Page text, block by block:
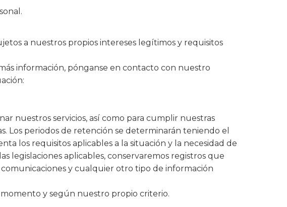
a nuestros propios intereses legítimos y requisitos
información, pónganse en contacto con nuestro
nuestros servicios, así como para cumplir nuestras
Los periodos de retención se determinarán teniendo el
los requisitos aplicables a la situación y la necesidad de
legislaciones aplicables, conservaremos registros que
y cualquier otro tipo de información
y según nuestro propio criterio.